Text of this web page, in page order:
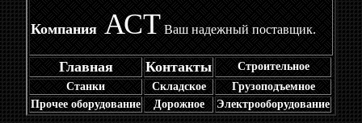
КомпанияАСТВаш надежный поставщик.
Главная Контакты
Строительное
Станки
Складское
Грузоподъемное
Прочее оборудование
Дорожное Электрооборудование